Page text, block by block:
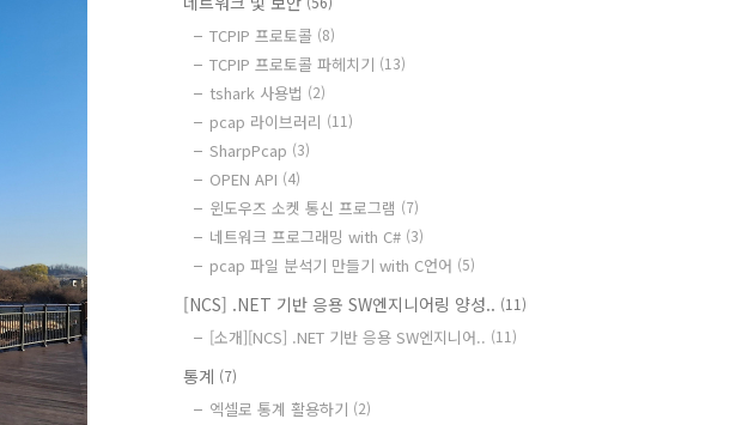
TCPIP 프로토콜 (8)
TCPIP 프로토콜 파헤치기 (13)
tshark 사용법 (2)
pcap 라이브러리 (11)
SharpPcap (3)
OPEN API (4)
윈도우즈 소켓 통신 프로그램 (7)
네트워크 프로그래밍 with C# (3)
pcap 파일 분석기 만들기 with C언어 (5)
[NCS] .NET 기반 응용 SW엔지니어링 양성.. (11)
[소개][NCS] .NET 기반 응용 SW엔지니어.. (11)
통계 (7)
엑셀로 통계 활용하기 (2)